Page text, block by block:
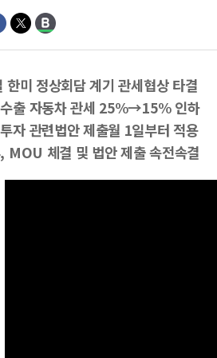
한미 정상회담 계기 관세협상 타결
출 자동차 관세 25%→15% 인하
자 관련법안 제출월 1일부터 적용
MOU 체결 및 법안 제출 속전속결